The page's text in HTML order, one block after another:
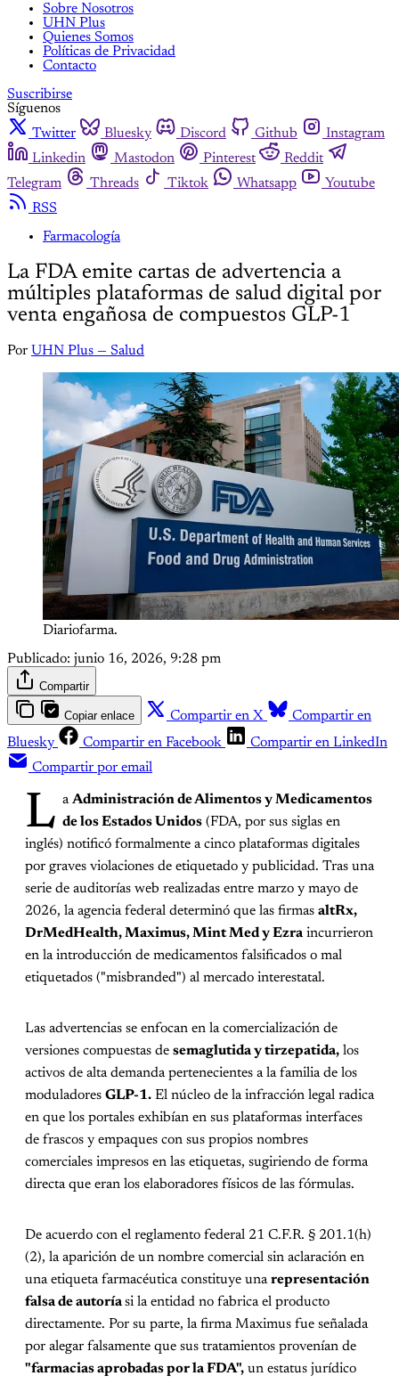
Sobre Nosotros
UHN Plus
Quienes Somos
Políticas de Privacidad
Contacto
Suscribirse
Síguenos
Twitter
Bluesky Discord Github
Instagram
Linkedin
Mastodon Pinterest
Reddit
Telegram
Threads Tiktok Whatsapp
Youtube
RSS
Farmacología
La FDA emite cartas de advertencia a
múltiples plataformas de salud digital por
venta engañosa de compuestos GLP-1
Por UHN Plus — Salud
Diariofarma.
Publicado: junio 16, 2026, 9:28 pm
Compartir
Copiar enlace Compartir en X
Compartir en
Bluesky
Compartir en Facebook
Compartir en LinkedIn
Compartir por email
L aAdministración de Alimentos y Medicamentos
de los Estados Unidos (FDA, por sus siglas en
inglés) notificó formalmente a cinco plataformas digitales
por graves violaciones de etiquetado y publicidad. Tras una
serie de auditorías web realizadas entre marzo y mayo de
2026, la agencia federal determinó que las firmas altRx,
DrMedHealth, Maximus, Mint Med y Ezra incurrieron
en la introducción de medicamentos falsificados o mal
etiquetados ("misbranded") al mercado interestatal.
Las advertencias se enfocan en la comercialización de
versiones compuestas de semaglutida y tirzepatida, los
activos de alta demanda pertenecientes a la familia de los
moduladores GLP-1. El núcleo de la infracción legal radica
en que los portales exhibían en sus plataformas interfaces
de frascos y empaques con sus propios nombres
comerciales impresos en las etiquetas, sugiriendo de forma
directa que eran los elaboradores físicos de las fórmulas.
De acuerdo con el reglamento federal 21 C.F.R. § 201.1(h)
(2), la aparición de un nombre comercial sin aclaración en
una etiqueta farmacéutica constituye unarepresentación
falsa de autoríasi la entidad no fabrica el producto
directamente. Por su parte, la firma Maximus fue señalada
por alegar falsamente que sus tratamientos provenían de
"farmacias aprobadas por la FDA", un estatus jurídico